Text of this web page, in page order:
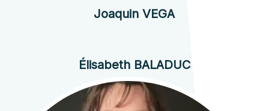
Joaquin VEGA
Élisabeth BALADUC